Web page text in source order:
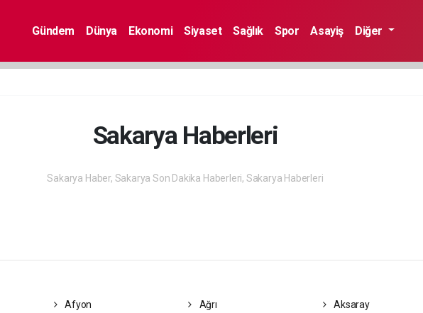
Gündem Dünya Ekonomi Siyaset Sağlık Spor Asayiş Diğer
Sakarya Haberleri
Sakarya Haber, Sakarya Son Dakika Haberleri, Sakarya Haberleri
Afyon Ağrı Aksaray